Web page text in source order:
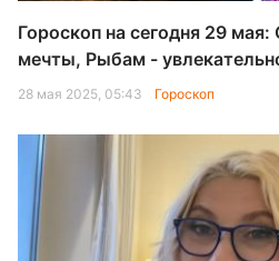
Гороскоп на сегодня 29
мечты, Рыбам -
28 мая 2025, 05:43 Гороскоп